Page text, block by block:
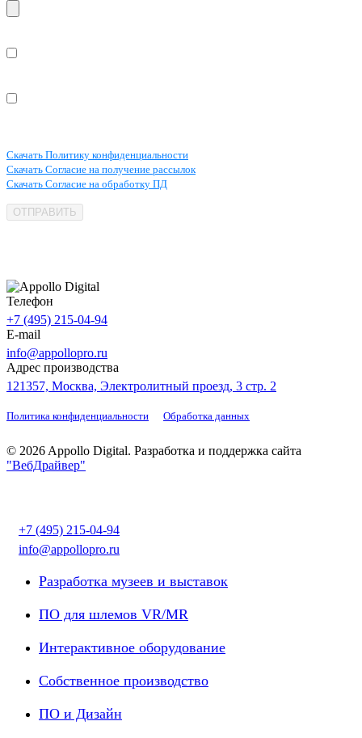
Скачать Политику конфиденциальности
Скачать Согласие на получение рассылок
Скачать Согласие на обработку ПД
ОТПРАВИТЬ
Телефон
+7 (495) 215-04-94
E-mail
info@appollopro.ru
Адрес производства
121357, Москва, Электролитный проезд, 3 стр. 2
Политика конфиденциальности Обработка данных
© 2026 Appollo Digital. Разработка и поддержка сайта
"ВебДрайвер"
меню
+7 (495) 215-04-94
info@appollopro.ru
Разработка музеев и выставок
ПО для шлемов VR/MR
Интерактивное оборудование
Собственное производство
ПО и Дизайн